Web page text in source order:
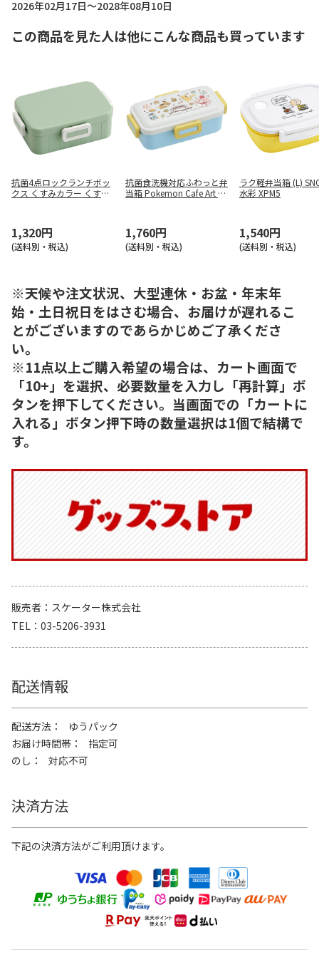
2026年02月17日～2028年08月10日
この商品を見た人は他にこんな商品も買っています
抗菌4点ロックランチボッ
クス くすみカラー くすみ
1,320円
(送料別・税込)
抗菌食洗機対応ふわっと弁
当箱 Pokemon Cafe Art PF
1,760円
(送料別・税込)
ラク軽弁当箱 (L)
水彩 XPM5
1,540円
(送料別・税込)
※天候や注文状況、大型連休・お盆・年末年
始・土日祝日をはさむ場合、お届けが遅れるこ
とがございますのであらかじめご了承くださ
い。
※11点以上ご購入希望の場合は、カート画面で
「10+」を選択、必要数量を入力し「再計算」ボ
タンを押下してください。当画面での「カートに
入れる」ボタン押下時の数量選択は1個で結構で
す。
販売者
スケーター株式会社
TEL
03-5206-3931
配送情報
配送方法
ゆうパック
お届け時間帯
指定可
のし
対応不可
決済方法
下記の決済方法がご利用頂けます。